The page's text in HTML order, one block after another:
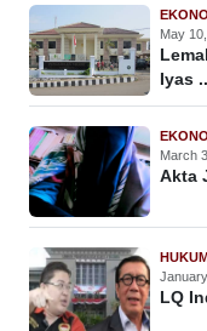
May
Iyas
March
Akta
HUKUM
LQ